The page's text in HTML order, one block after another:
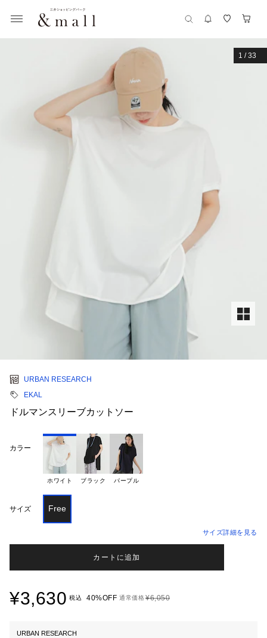
1 /33
URBAN RESEARCH
EKAL
ドルマンスリーブカットソー
カラー
ホワイト ブラック パープル
サイズ Free
サイズ詳細を見る
カートに追加
¥3,630 税込 40%OFF 通常価格¥6,050
URBAN RESEARCH